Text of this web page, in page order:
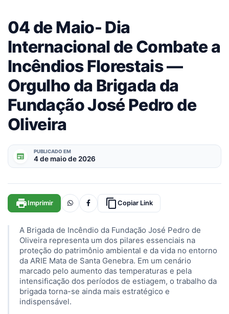
04 de Maio- Dia
Internacional de Combate a
Incêndios Florestais —
Orgulho da Brigada da
Fundação José Pedro de
Oliveira
newspaper
PUBLICADO EM
4 de maio de 2026
print Imprimir content_copy Copiar Link
A Brigada de Incêndio da Fundação José Pedro de
Oliveira representa um dos pilares essenciais na
proteção do patrimônio ambiental e da vida no entorno
da ARIE Mata de Santa Genebra. Em um cenário
marcado pelo aumento das temperaturas e pela
intensificação dos períodos de estiagem, o trabalho da
brigada torna-se ainda mais estratégico e
indispensável.